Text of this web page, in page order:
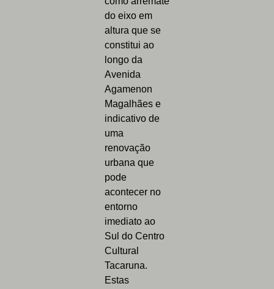
do eixo em
altura que se
constitui ao
longo da
Avenida
Agamenon
Magalhães e
indicativo de
uma
renovação
urbana que
pode
acontecer no
entorno
imediato ao
Sul do Centro
Cultural
Tacaruna.
Estas